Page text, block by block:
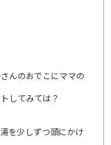
んのおでこにママの
してみては？
を少しずつ頭にかけ